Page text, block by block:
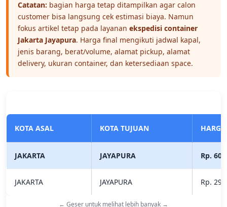
Catatan: bagian harga tetap ditampilkan agar calon
customer bisa langsung cek estimasi biaya. Namun
fokus artikel tetap pada layanan ekspedisi container
Jakarta Jayapura. Harga final mengikuti jadwal kapal,
jenis barang, berat/volume, alamat pickup, alamat
delivery, ukuran container, dan ketersediaan space.
KOTA ASAL KOTA TUJUAN HARGA
JAKARTA JAYAPURA Rp.
JAKARTA JAYAPURA Rp.
← Geser untuk melihat lebih banyak →